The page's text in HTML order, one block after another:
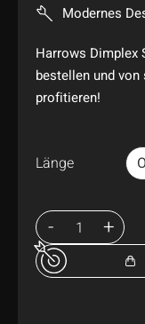
Modernes
Harrows Dimplex
bestellen und
profitieren!
Länge